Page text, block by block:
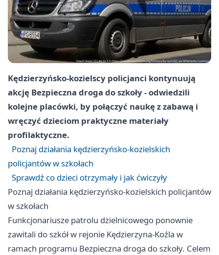
Kędzierzyńsko-kozielscy policjanci kontynuują
akcję Bezpieczna droga do szkoły - odwiedzili
kolejne placówki, by połączyć naukę z zabawą i
wręczyć dzieciom praktyczne materiały
profilaktyczne.
Poznaj działania kędzierzyńsko-kozielskich
policjantów w szkołach
Sprawdź co dzieci otrzymały i jak ćwiczyły
Poznaj działania kędzierzyńsko-kozielskich policjantów
w szkołach
Funkcjonariusze patrolu dzielnicowego ponownie
zawitali do szkół w rejonie Kędzierzyna-Koźla w
ramach programu Bezpieczna droga do szkoły. Celem